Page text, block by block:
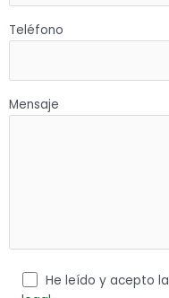
Teléfono
Mensaje
He leído y acepto la